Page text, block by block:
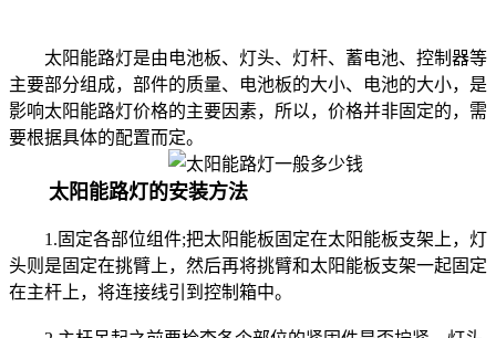
太阳能路灯是由电池板、灯头、灯杆、蓄电池、控制器等
主要部分组成，部件的质量、电池板的大小、电池的大小，是
影响太阳能路灯价格的主要因素，所以，价格并非固定的，需
要根据具体的配置而定。
太阳能路灯的安装方法
1.固定各部位组件;把太阳能板固定在太阳能板支架上，灯
头则是固定在挑臂上，然后再将挑臂和太阳能板支架一起固定
在主杆上，将连接线引到控制箱中。